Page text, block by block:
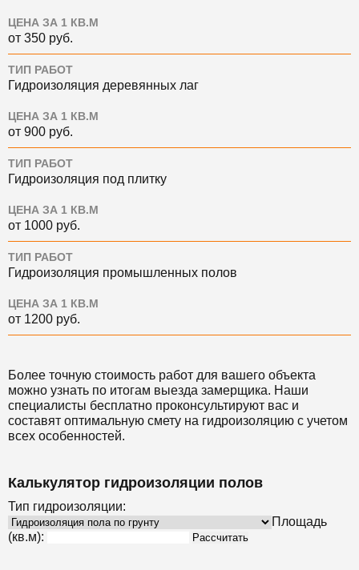
ЦЕНА ЗА 1 КВ.М
от 350 руб.
ТИП РАБОТ
Гидроизоляция деревянных лаг
ЦЕНА ЗА 1 КВ.М
от 900 руб.
ТИП РАБОТ
Гидроизоляция под плитку
ЦЕНА ЗА 1 КВ.М
от 1000 руб.
ТИП РАБОТ
Гидроизоляция промышленных полов
ЦЕНА ЗА 1 КВ.М
от 1200 руб.
Более точную стоимость работ для вашего объекта
можно узнать по итогам выезда замерщика. Наши
специалисты бесплатно проконсультируют вас и
составят оптимальную смету на гидроизоляцию с учетом
всех особенностей.
Калькулятор гидроизоляции полов
Тип гидроизоляции:
Площадь
(кв.м):
Рассчитать